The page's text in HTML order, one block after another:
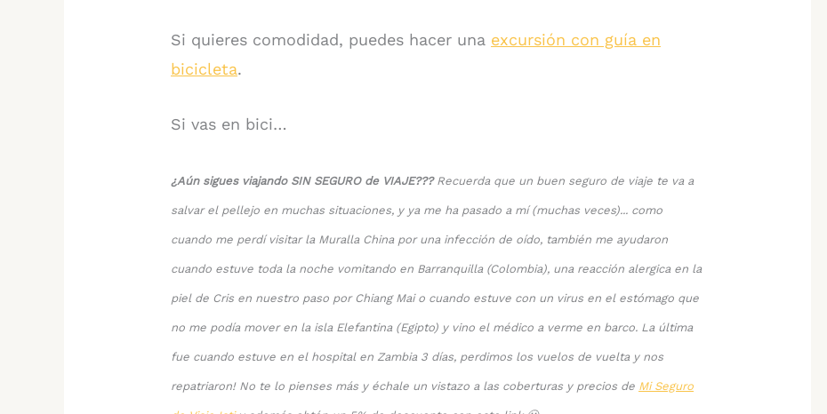
Si quieres comodidad, puedes hacer una excursión con guía en
bicicleta.
Si vas en bici…
¿Aún sigues viajando SIN SEGURO de VIAJE???Recuerda que un buen seguro de viaje te va a
salvar el pellejo en muchas situaciones, y ya me ha pasado a mí (muchas veces)... como
cuando me perdí visitar la Muralla China por una infección de oído, también me ayudaron
cuando estuve toda la noche vomitando en Barranquilla (Colombia), una reacción alergica en la
piel de Cris en nuestro paso por Chiang Mai o cuando estuve con un virus en el estómago que
no me podía mover en la isla Elefantina (Egipto) y vino el médico a verme en barco. La última
fue cuando estuve en el hospital en Zambia 3 días, perdimos los vuelos de vuelta y nos
repatriaron! No te lo pienses más y échale un vistazo a las coberturas y precios de Mi Seguro